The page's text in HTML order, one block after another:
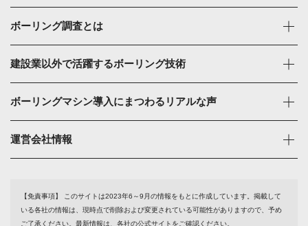
ボーリング調査とは
建設業以外で活躍するボーリング技術
ボーリングマシン導入にまつわるリアルな声
運営会社情報
【免責事項】
このサイトは2023年6～9月の情報をもとに作成しています。掲載して
いる各社の情報は、現時点で削除および変更されている可能性がありますので、予め
ご了承ください。最新情報は、各社の公式サイトをご確認ください。